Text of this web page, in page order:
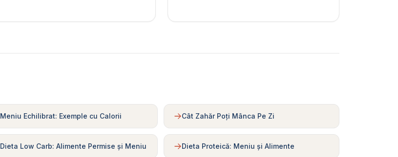
Meniu Echilibrat: Exemple cu Calorii Cât Zahăr Poți Mânca Pe Zi
Dieta Low Carb: Alimente Permise și Meniu Dieta Proteică: Meniu și Alimente